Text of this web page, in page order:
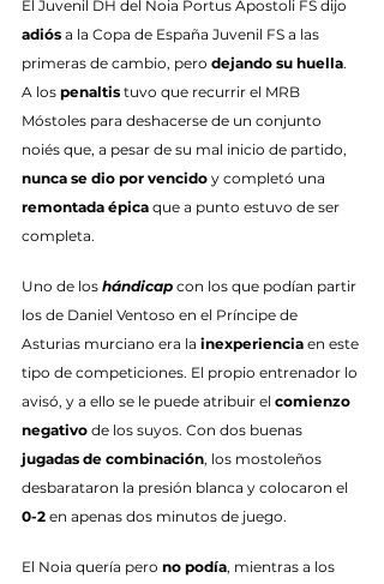
El Juvenil DH del Noia Portus Apostoli FS dijo
adiós a la Copa de España Juvenil FS a las
primeras de cambio, pero dejando su huella.
A los penaltis tuvo que recurrir el MRB
Móstoles para deshacerse de un conjunto
noiés que, a pesar de su mal inicio de partido,
nunca se dio por vencido y completó una
remontada épica que a punto estuvo de ser
completa.
Uno de los hándicap con los que podían partir
los de Daniel Ventoso en el Príncipe de
Asturias murciano era la inexperiencia en este
tipo de competiciones. El propio entrenador lo
avisó, y a ello se le puede atribuir el comienzo
negativo de los suyos. Con dos buenas
jugadas de combinación, los mostoleños
desbarataron la presión blanca y colocaron el
0-2 en apenas dos minutos de juego.
El Noia quería pero no podía, mientras a los